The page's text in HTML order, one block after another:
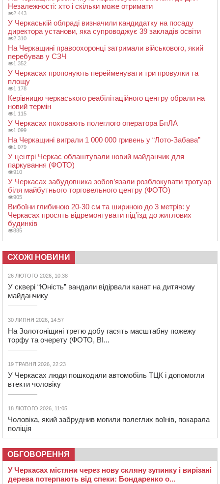
Незалежності: хто і скільки може отримати
2 443
У Черкаській облраді визначили кандидатку на посаду
директора установи, яка супроводжує 39 закладів освіти
2 310
На Черкащині правоохоронці затримали військового, який
перебував у СЗЧ
1 352
У Черкасах пропонують перейменувати три провулки та
площу
1 178
Керівницю черкаського реабілітаційного центру обрали на
новий термін
1 115
У Черкасах поховають полеглого оператора БпЛА
1 099
На Черкащині виграли 1 000 000 гривень у “Лото-Забава”
1 079
У центрі Черкас облаштували новий майданчик для
паркування (ФОТО)
910
У Черкасах забудовника зобов’язали розблокувати тротуар
біля майбутнього торговельного центру (ФОТО)
905
Вибоїни глибиною 20-30 см та шириною до 3 метрів: у
Черкасах просять відремонтувати під’їзд до житлових
будинків
885
СХОЖІ НОВИНИ
26 ЛЮТОГО 2026, 10:38
У сквері “Юність” вандали відірвали канат на дитячому
майданчику
30 ЛИПНЯ 2026, 14:57
На Золотоніщині третю добу гасять масштабну пожежу
торфу та очерету (ФОТО, ВІ...
19 ТРАВНЯ 2026, 22:23
У Черкасах люди пошкодили автомобіль ТЦК і допомогли
втекти чоловіку
18 ЛЮТОГО 2026, 11:05
Чоловіка, який забруднив могили полеглих воїнів, покарала
поліція
ОБГОВОРЕННЯ
У Черкасах містяни через нову скляну зупинку і вирізані
дерева потерпають від спеки: Бондаренко о...